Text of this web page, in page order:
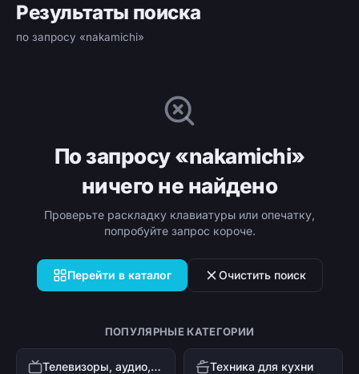
Результаты поиска
по запросу «nakamichi»
По запросу «nakamichi»
ничего не найдено
Проверьте раскладку клавиатуры или опечатку,
попробуйте запрос короче.
Перейти в каталог Очистить поиск
ПОПУЛЯРНЫЕ КАТЕГОРИИ
Телевизоры, аудио, видео Техника для кухни